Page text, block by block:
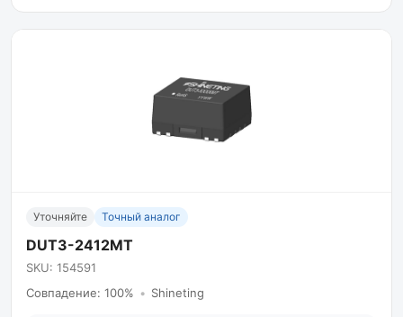
Уточняйте Точный аналог
DUT3-2412MT
SKU: 154591
Совпадение: 100% • Shineting